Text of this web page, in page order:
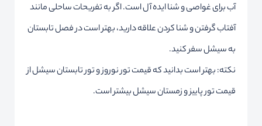
آب برای غواصی و شنا ایده آل است. اگر به تفریحات ساحلی مانند
آفتاب گرفتن و شنا کردن علاقه دارید، بهتر است در فصل تابستان
به سیشل سفر کنید.
نکته: بهتر است بدانید که قیمت تور نوروز و تور تابستان سیشل از
قیمت تور پاییز و زمستان سیشل بیشتر است.